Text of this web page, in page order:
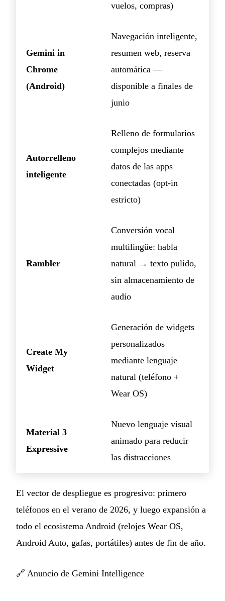
vuelos, compras)
Gemini in
Chrome
(Android)
Navegación inteligente,
resumen web, reserva
automática —
disponible a finales de
junio
Autorrelleno
inteligente
Relleno de formularios
complejos mediante
datos de las apps
conectadas (opt-in
estricto)
Rambler
Conversión vocal
multilingüe: habla
natural → texto pulido,
sin almacenamiento de
audio
Create My
Widget
Generación de widgets
personalizados
mediante lenguaje
natural (teléfono +
Wear OS)
Material 3
Expressive
Nuevo lenguaje visual
animado para reducir
las distracciones
El vector de despliegue es progresivo: primero
teléfonos en el verano de 2026, y luego expansión a
todo el ecosistema Android (relojes Wear OS,
Android Auto, gafas, portátiles) antes de fin de año.
🔗 Anuncio de Gemini Intelligence